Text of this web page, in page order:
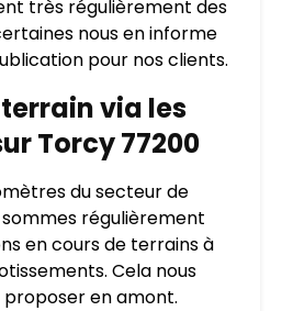
très régulièrement des
nous en informe
pour nos clients.
via les
Torcy 77200
du secteur de
sommes régulièrement
en cours de terrains à
Cela nous
en amont.